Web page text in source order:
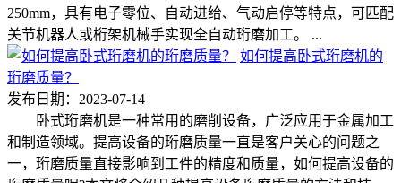
250mm，具有电子零位、自动进给、气动启停等特点，可匹配
关节机器人或桁架机械手实现全自动珩磨加工。 ...
如何提高卧式珩磨机的
珩磨质量？
发布日期：2023-07-14
卧式珩磨机是一种常用的磨削设备，广泛应用于金属加工
和制造领域。提高设备的珩磨质量一直是客户关心的问题之
一，珩磨质量直接影响到工件的精度和质量，如何提高设备的